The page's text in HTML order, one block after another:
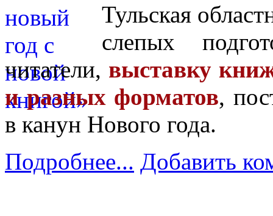
Тульская
слепых
читатели, выставку
и разных форматов,
в канун Нового года.
Подробнее... Добавить